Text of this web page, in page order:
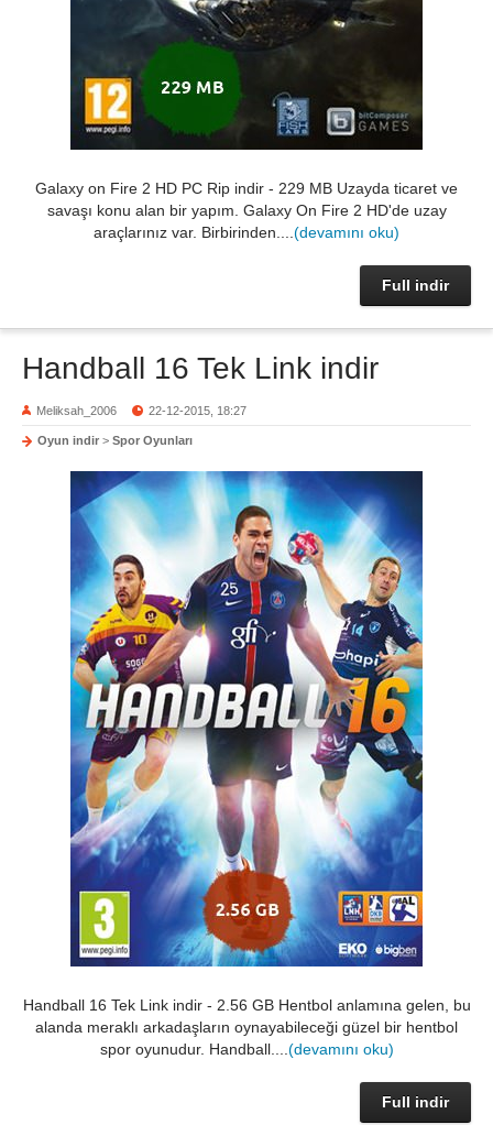
Galaxy on Fire 2 HD PC Rip indir - 229 MB Uzayda ticaret ve
savaşı konu alan bir yapım. Galaxy On Fire 2 HD'de uzay
araçlarınız var. Birbirinden.... (devamını oku)
Full indir
Handball 16 Tek Link indir
Meliksah_2006 22-12-2015, 18:27
Oyun indir > Spor Oyunları
Handball 16 Tek Link indir - 2.56 GB Hentbol anlamına gelen, bu
alanda meraklı arkadaşların oynayabileceği güzel bir hentbol
spor oyunudur. Handball.... (devamını oku)
Full indir